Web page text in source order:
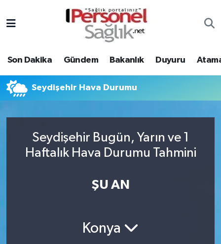
Son Dakika Gündem Bakanlık Duyuru
Seydişehir Hava Durumu
Seydişehir Bugün, Yarın ve 1
Haftalık Hava Durumu Tahmini
ŞU AN
Konya
Gündem
Bakanlık
Atamalar
Nöbetçi Eczaneler
Hava Durumu
Trafik Durumu
Tüm Manşetler